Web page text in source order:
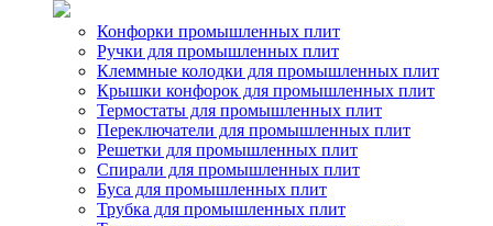
Конфорки промышленных плит
Ручки для промышленных плит
Клеммные колодки для промышленных плит
Крышки конфорок для промышленных плит
Термостаты для промышленных плит
Переключатели для промышленных плит
Решетки для промышленных плит
Спирали для промышленных плит
Буса для промышленных плит
Трубка для промышленных плит